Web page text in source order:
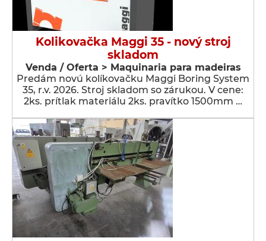
Kolikovačka Maggi 35 - nový stroj
skladom
Venda / Oferta > Maquinaria para madeiras
Predám novú kolíkovačku Maggi Boring System
35, r.v. 2026. Stroj skladom so zárukou. V cene:
2ks. prítlak materiálu 2ks. pravítko 1500mm …